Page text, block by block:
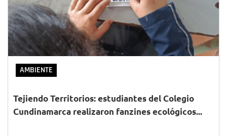
AMBIENTE
Tejiendo Territorios: estudiantes del Colegio
Cundinamarca realizaron fanzines ecológicos...